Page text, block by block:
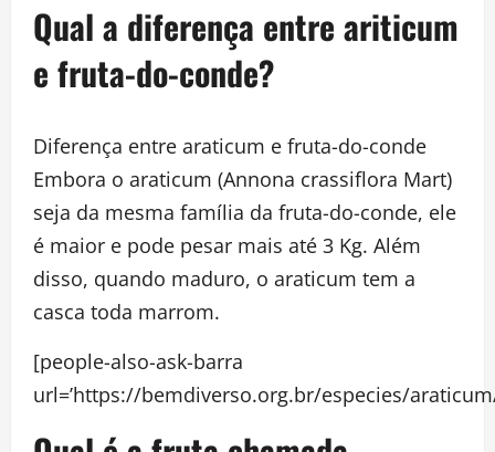
Qual a diferença entre ariticum
e fruta-do-conde?
Diferença entre araticum e fruta-do-conde
Embora o araticum (Annona crassiflora Mart)
seja da mesma família da fruta-do-conde, ele
é maior e pode pesar mais até 3 Kg. Além
disso, quando maduro, o araticum tem a
casca toda marrom.
[people-also-ask-barra
url=’https://bemdiverso.org.br/especies/araticum/